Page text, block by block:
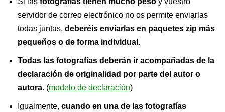
servidor de correo electrónico no os permite enviarlas
todas juntas, deberéis enviarlas en paquetes zip más
pequeños o de forma individual .
Todas las fotografías deberán ir acompañadas de la
declaración de originalidad por parte del autor o
autora. (modelo de declaración)
Igualmente, cuando en una de las fotografías